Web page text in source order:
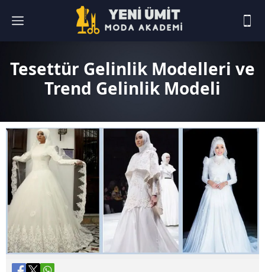
Tesettür Gelinlik Modelleri ve
Trend Gelinlik Modeli